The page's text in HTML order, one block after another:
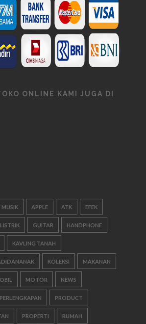
ONLINE KAMI JUGA DI
MUSIK APPLE ATK EFEK
GUITAR HANDPHONE
KAVLING TANAH
KOLEKSI MAKANAN
MOTOR NEWS
PERLENGKAPAN PRODUCT
PROPERTI RUMAH